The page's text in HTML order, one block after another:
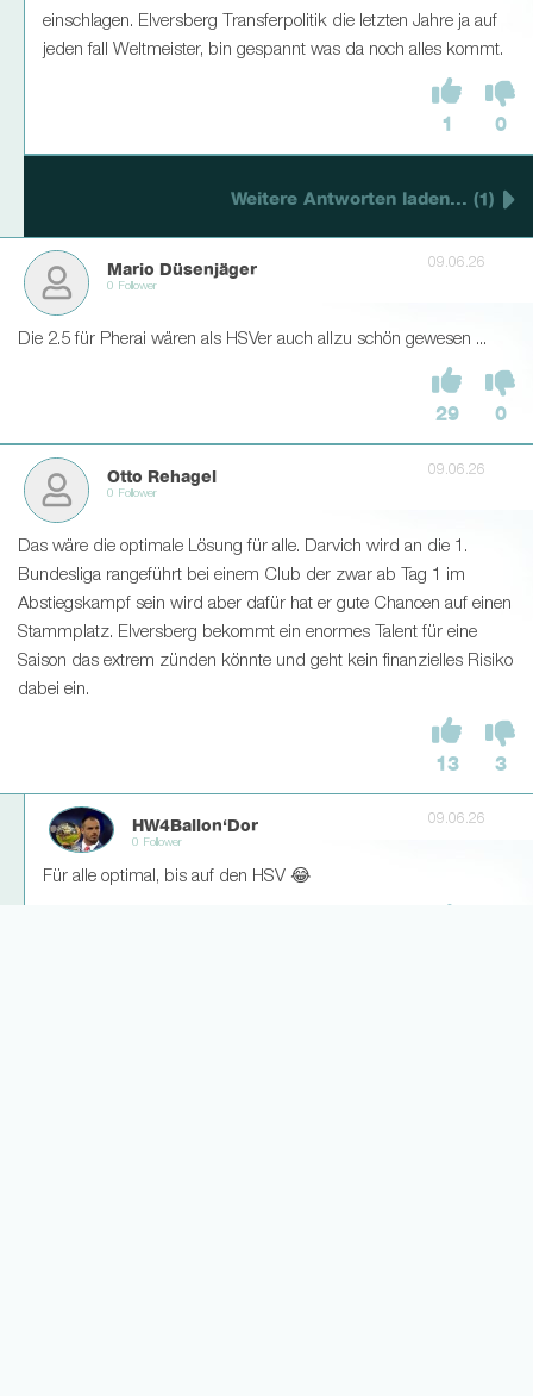
einschlagen. Elversberg Transferpolitik die letzten Jahre ja auf
jeden fall Weltmeister, bin gespannt was da noch alles kommt.
1 0
Weitere Antworten laden... (1)
Mario Düsenjäger
0 Follower
09.06.26
Die 2.5 für Pherai wären als HSVer auch allzu schön gewesen ...
29 0
Otto Rehagel
0 Follower
09.06.26
Das wäre die optimale Lösung für alle. Darvich wird an die 1.
Bundesliga rangeführt bei einem Club der zwar ab Tag 1 im
Abstiegskampf sein wird aber dafür hat er gute Chancen auf einen
Stammplatz. Elversberg bekommt ein enormes Talent für eine
Saison das extrem zünden könnte und geht kein finanzielles Risiko
dabei ein.
13 3
HW4Ballon‘Dor
0 Follower
09.06.26
Für alle optimal, bis auf den HSV 😂